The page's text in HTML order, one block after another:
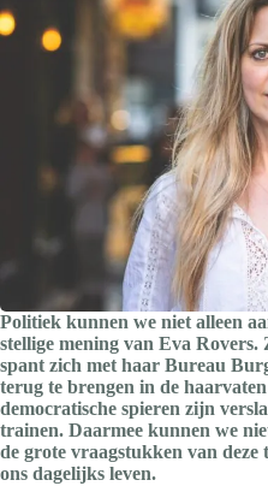
Politiek kunnen we niet alleen
stellige mening van Eva Rovers.
spant zich met haar Bureau
terug te brengen in de
democratische spieren zijn
trainen. Daarmee kunnen we
de grote vraagstukken van
ons dagelijks leven.